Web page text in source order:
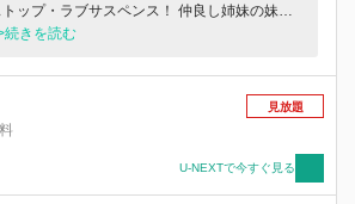
トップ・ラブサスペンス！ 仲良し姉妹の妹・
凪沙と姉・三好沙帆。二人は一緒に暮らして
る麻倉陽佑と再会し、再び恋心を抱く。喜び
頂の凪沙だったが、驚愕の真実を知る事に…
は姉・沙帆の婚約者だというのだ！？一体な
沙は翻弄されていく… 果たして、妹・凪沙と
の“許されざる恋”の行方は？想像を絶す
続きを読む
見放題
U-NEXTで今すぐ見る